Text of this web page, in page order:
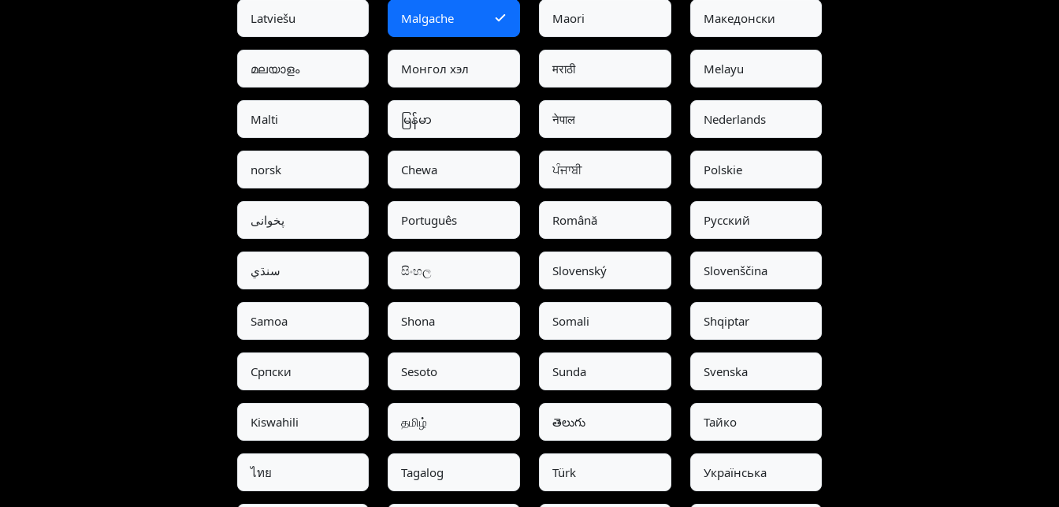
Latviešu Malgache Maori Македонски
മലയാളം Монгол хэл मराठी Melayu
Malti မြန်မာ नेपाल Nederlands
norsk Chewa ਪੰਜਾਬੀ Polskie
پخوانی Português Română Pусский
سنڌي සිංහල Slovenský Slovenščina
Samoa Shona Somali Shqiptar
Српски Sesoto Sunda Svenska
Kiswahili தமிழ் తెలుగు Тайко
ไทย Tagalog Türk Українська